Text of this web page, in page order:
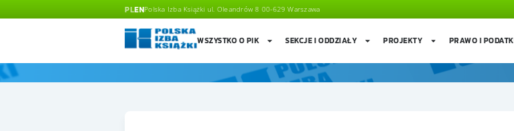
PLENPolska Izba Książki ul. Oleandrów 8 00-629 Warszawa
WSZYSTKO O PIK SEKCJE I ODDZIAŁY PROJEKTY PRAWO I